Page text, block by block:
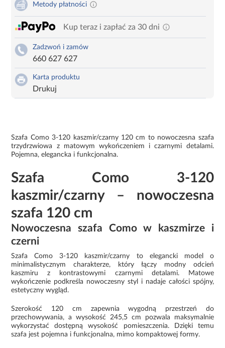
Metody płatności
Kup teraz i zapłać za 30 dni
Zadzwoń i zamów
660 627 627
Karta produktu
Drukuj
Szafa Como 3-120 kaszmir/czarny 120 cm to nowoczesna szafa
trzydrzwiowa z matowym wykończeniem i czarnymi detalami.
Pojemna, elegancka i funkcjonalna.
Szafa Como 3-120
kaszmir/czarny – nowoczesna
szafa 120 cm
Nowoczesna szafa Como w kaszmirze i
czerni
Szafa Como 3-120 kaszmir/czarny to elegancki model o
minimalistycznym charakterze, który łączy modny odcień
kaszmiru z kontrastowymi czarnymi detalami. Matowe
wykończenie podkreśla nowoczesny styl i nadaje całości spójny,
estetyczny wygląd.
Szerokość 120 cm zapewnia wygodną przestrzeń do
przechowywania, a wysokość 245,5 cm pozwala maksymalnie
wykorzystać dostępną wysokość pomieszczenia. Dzięki temu
szafa jest pojemna i funkcjonalna, mimo kompaktowej formy.